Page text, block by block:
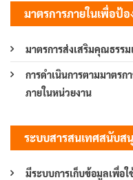
มาตรการภายในเพื่อป้
มาตรการส่งเสริมคุณธรร
การดำเนินการตามมาตร
ภายในหน่วยงาน
ระบบสารสนเทศสนับส
มีระบบการเก็บข้อมูลเพื่อ